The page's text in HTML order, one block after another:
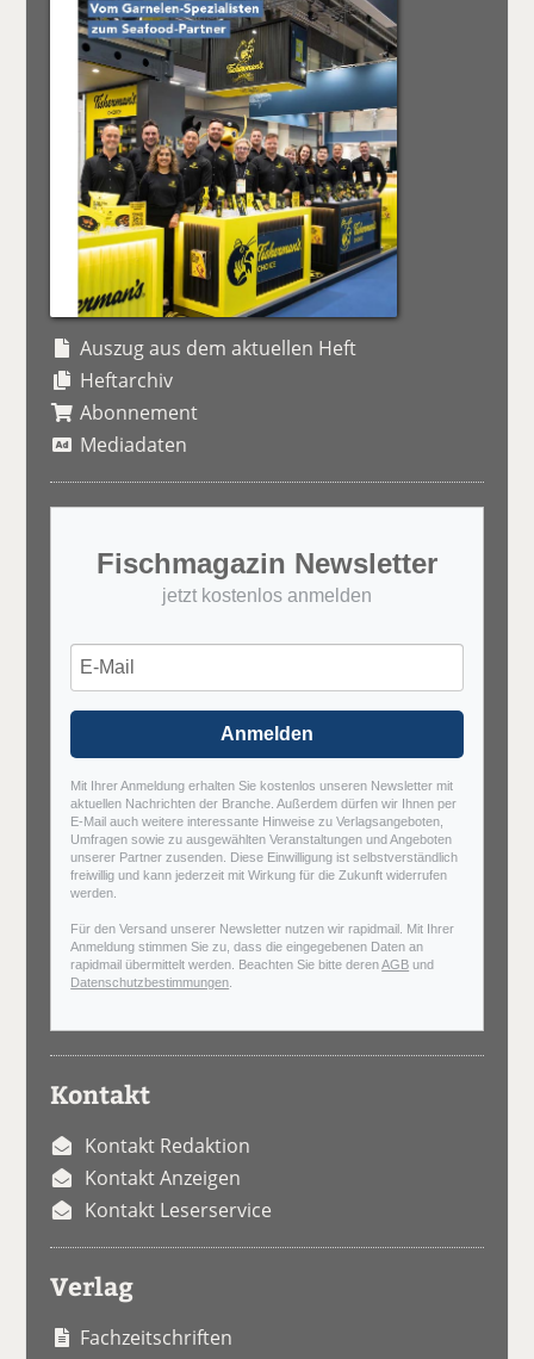
Auszug aus dem aktuellen Heft
Heftarchiv
Abonnement
Mediadaten
Fischmagazin Newsletter
jetzt kostenlos anmelden
Anmelden
Mit Ihrer Anmeldung erhalten Sie kostenlos unseren Newsletter mit
aktuellen Nachrichten der Branche. Außerdem dürfen wir Ihnen per
E-Mail auch weitere interessante Hinweise zu Verlagsangeboten,
Umfragen sowie zu ausgewählten Veranstaltungen und Angeboten
unserer Partner zusenden. Diese Einwilligung ist selbstverständlich
freiwillig und kann jederzeit mit Wirkung für die Zukunft widerrufen
werden.
Für den Versand unserer Newsletter nutzen wir rapidmail. Mit Ihrer
Anmeldung stimmen Sie zu, dass die eingegebenen Daten an
rapidmail übermittelt werden. Beachten Sie bitte derenAGB und
Datenschutzbestimmungen
Kontakt
Kontakt Redaktion
Kontakt Anzeigen
Kontakt Leserservice
Verlag
Fachzeitschriften